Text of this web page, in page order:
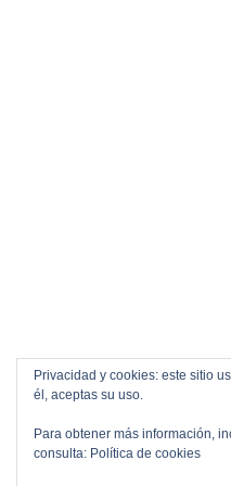
Privacidad y cookies: este sitio
él, aceptas su uso.
Para obtener más información,
consulta: Política de cookies